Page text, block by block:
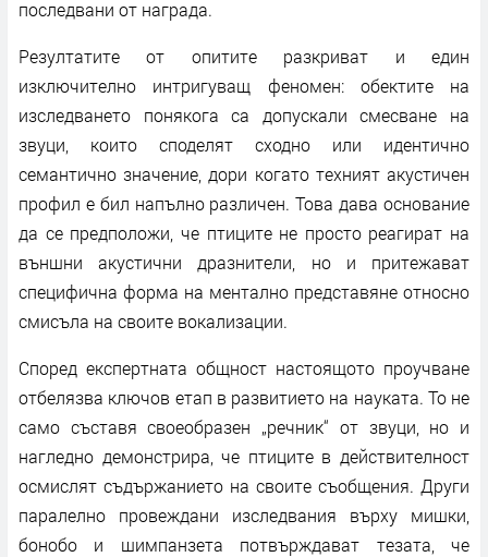
последвани от награда.
Резултатите от опитите разкриват и един
изключително интригуващ феномен: обектите на
изследването понякога са допускали смесване на
звуци, които споделят сходно или идентично
семантично значение, дори когато техният акустичен
профил е бил напълно различен. Това дава основание
да се предположи, че птиците не просто реагират на
външни акустични дразнители, но и притежават
специфична форма на ментално представяне относно
смисъла на своите вокализации.
Според експертната общност настоящото проучване
отбелязва ключов етап в развитието на науката. То не
само съставя своеобразен „речник“ от звуци, но и
нагледно демонстрира, че птиците в действителност
осмислят съдържанието на своите съобщения. Други
паралелно провеждани изследвания върху мишки,
бонобо и шимпанзета потвърждават тезата, че